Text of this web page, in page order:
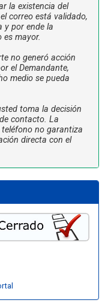
la existencia del
correo está validado,
y por ende la
es mayor.
no generó acción
el Demandante,
medio se pueda
toma la decisión
contacto. La
no garantiza
directa con el